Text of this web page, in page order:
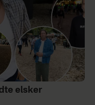
elsker